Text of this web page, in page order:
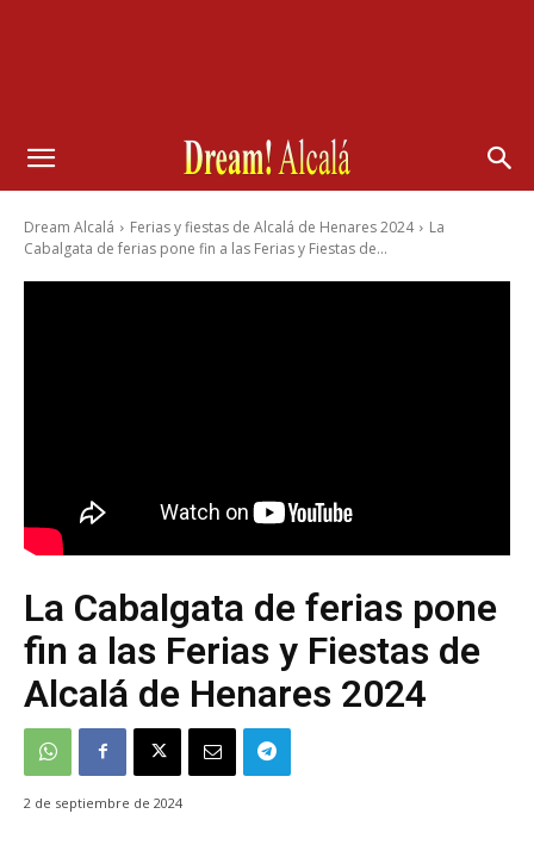
Dream Alcalá Ferias y fiestas de Alcalá de Henares 2024
La
Cabalgata de ferias pone fin a las Ferias y Fiestas de...
La Cabalgata de ferias pone
fin a las Ferias y Fiestas de
Alcalá de Henares 2024
2 de septiembre de 2024